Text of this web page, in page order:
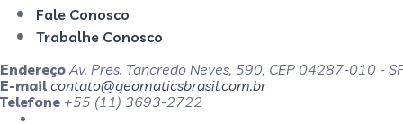
Fale Conosco
Trabalhe Conosco
Endereço Av. Pres. Tancredo Neves, 590, CEP 04287-010 -
E-mail contato@geomaticsbrasil.com.br
Telefone +55 (11) 3693-2722